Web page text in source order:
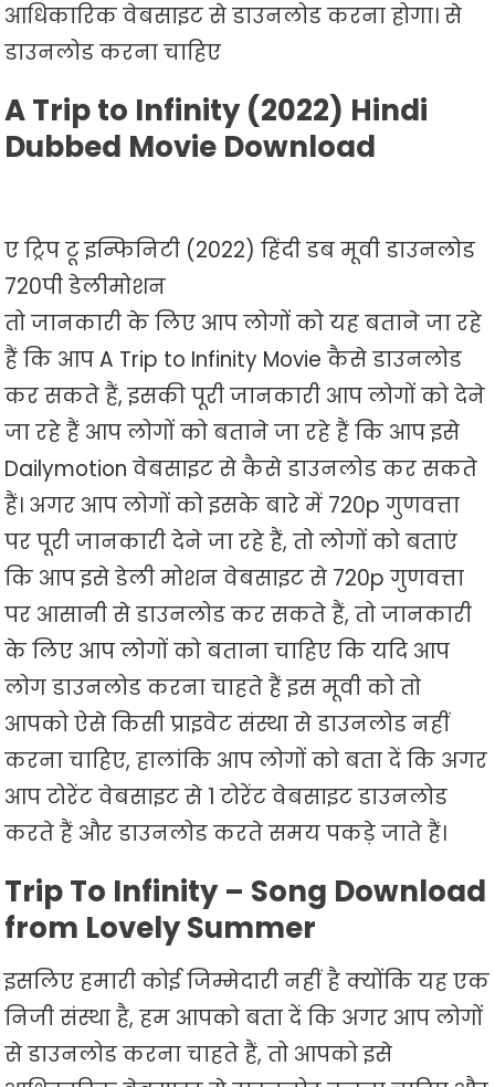
आधिकारिक वेबसाइट से डाउनलोड करना होगा। से
डाउनलोड करना चाहिए
A Trip to Infinity (2022) Hindi
Dubbed Movie Download
ए ट्रिप टू इन्फिनिटी (2022) हिंदी डब मूवी डाउनलोड
720पी डेलीमोशन
तो जानकारी के लिए आप लोगों को यह बताने जा रहे
हैं कि आप A Trip to Infinity Movie कैसे डाउनलोड
कर सकते हैं, इसकी पूरी जानकारी आप लोगों को देने
जा रहे हैं आप लोगों को बताने जा रहे हैं कि आप इसे
Dailymotion वेबसाइट से कैसे डाउनलोड कर सकते
हैं। अगर आप लोगों को इसके बारे में 720p गुणवत्ता
पर पूरी जानकारी देने जा रहे हैं, तो लोगों को बताएं
कि आप इसे डेली मोशन वेबसाइट से 720p गुणवत्ता
पर आसानी से डाउनलोड कर सकते हैं, तो जानकारी
के लिए आप लोगों को बताना चाहिए कि यदि आप
लोग डाउनलोड करना चाहते हैं इस मूवी को तो
आपको ऐसे किसी प्राइवेट संस्था से डाउनलोड नहीं
करना चाहिए, हालांकि आप लोगों को बता दें कि अगर
आप टोरेंट वेबसाइट से 1 टोरेंट वेबसाइट डाउनलोड
करते हैं और डाउनलोड करते समय पकड़े जाते हैं।
Trip To Infinity – Song Download
from Lovely Summer
इसलिए हमारी कोई जिम्मेदारी नहीं है क्योंकि यह एक
निजी संस्था है, हम आपको बता दें कि अगर आप लोगों
से डाउनलोड करना चाहते हैं, तो आपको इसे